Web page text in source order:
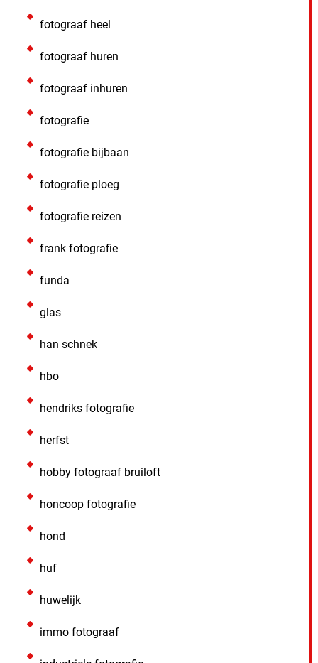
fotograaf heel
fotograaf huren
fotograaf inhuren
fotografie
fotografie bijbaan
fotografie ploeg
fotografie reizen
frank fotografie
funda
glas
han schnek
hbo
hendriks fotografie
herfst
hobby fotograaf bruiloft
honcoop fotografie
hond
huf
huwelijk
immo fotograaf